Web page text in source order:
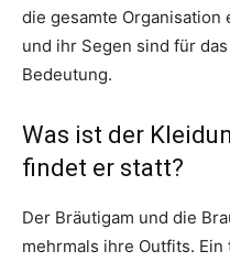
die gesamte Organisation
und ihr Segen sind für
Bedeutung.
Was ist der
findet er statt?
Der Bräutigam und die
mehrmals ihre Outfits.